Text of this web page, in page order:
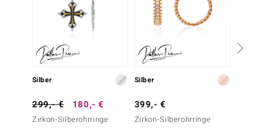
Silber
299,- € 180,- €
Zirkon-Silberohrringe
Silber
399,- €
Zirkon-Silberohrringe